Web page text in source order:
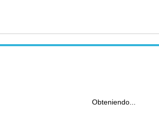
Obteniendo...